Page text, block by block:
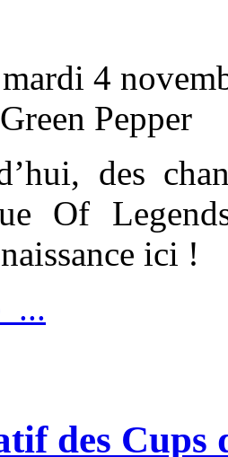
4
Pepper
des
Of
ici !
...
des Cups